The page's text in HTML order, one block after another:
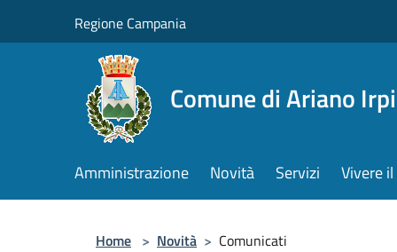
Regione Campania
Comune di Ariano
Amministrazione Novità Servizi Vivere
Home > Novità > Comunicati